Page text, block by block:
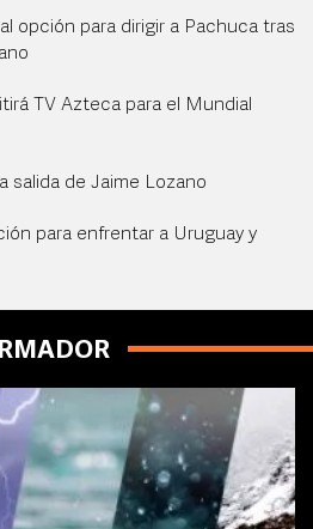
opción para dirigir a Pachuca tras
TV Azteca para el Mundial
salida de Jaime Lozano
para enfrentar a Uruguay y